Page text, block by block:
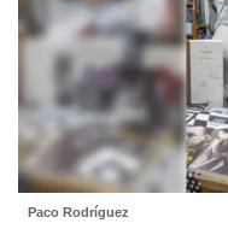
Paco Rodríguez